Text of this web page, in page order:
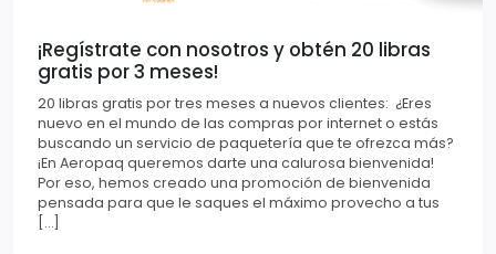
¡Regístrate con nosotros y obtén 20 libras
gratis por 3 meses!
20 libras gratis por tres meses a nuevos clientes: ¿Eres
nuevo en el mundo de las compras por internet o estás
buscando un servicio de paquetería que te ofrezca más?
¡En Aeropaq queremos darte una calurosa bienvenida!
Por eso, hemos creado una promoción de bienvenida
pensada para que le saques el máximo provecho a tus
[…]